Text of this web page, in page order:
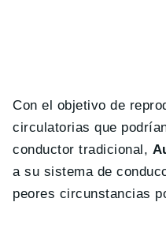
Con el objetivo de
circulatorias que
conductor tradicional,
a su sistema de
peores circunstancias